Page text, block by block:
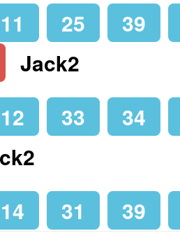
11 25 39
Jack2
12 33 34
14 31 39